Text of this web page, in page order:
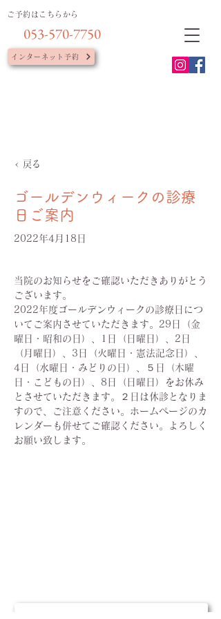
ご予約はこちらから
インターネット予約
053-570-7750
< 戻る
ゴールデンウィークの診療
日ご案内
2022年4月18日
当院のお知らせをご確認いただきありがとう
ございます。
2022年度ゴールデンウィークの診療日につ
いてご案内させていただきます。29日（金
曜日・昭和の日）、1日（日曜日）、2日
（月曜日）、3日（火曜日・憲法記念日）、
4日（水曜日・みどりの日）、５日（木曜
日・こどもの日）、8日（日曜日）をお休み
とさせていただきます。２日は休診となりま
すので、ご注意ください。ホームページのカ
レンダーも併せてご確認ください。よろしく
お願い致します。